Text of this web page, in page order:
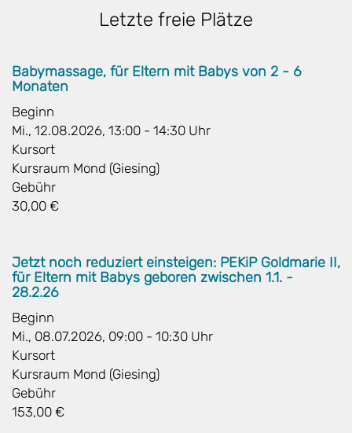
Letzte freie Plätze
Babymassage, für Eltern mit Babys von 2 - 6
Monaten
Beginn
Mi., 12.08.2026, 13:00 - 14:30 Uhr
Kursort
Kursraum Mond (Giesing)
Gebühr
30,00 €
Jetzt noch reduziert einsteigen: PEKiP Goldmarie II,
für Eltern mit Babys geboren zwischen 1.1. -
28.2.26
Beginn
Mi., 08.07.2026, 09:00 - 10:30 Uhr
Kursort
Kursraum Mond (Giesing)
Gebühr
153,00 €